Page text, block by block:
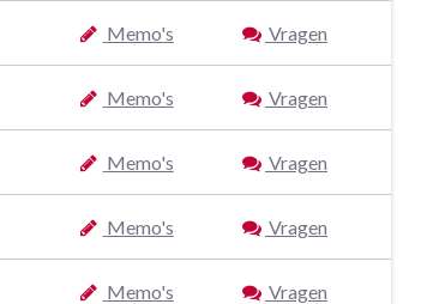
Memo's Vragen
Memo's Vragen
Memo's Vragen
Memo's Vragen
Memo's Vragen